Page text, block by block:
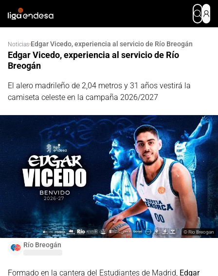
Noticias·Edgar Vicedo, experiencia al servicio de Río Breogán
Edgar Vicedo, experiencia al servicio de Río
Breogán
El alero madrileño de 2,04 metros y 31 años vestirá la
camiseta celeste en la campaña 2026/2027
Río Breogán
©Rio Breogan
Formado en la cantera del Estudiantes de Madrid, Edgar